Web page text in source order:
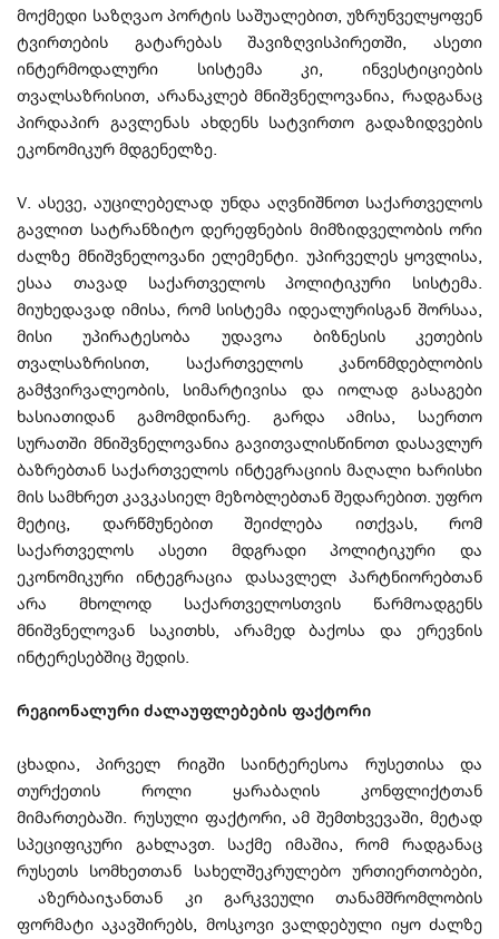
მოქმედი საზღვაო პორტის საშუალებით, უზრუნველყოფენ
ტვირთების გატარებას შავიზღვისპირეთში, ასეთი
ინტერმოდალური სისტემა კი, ინვესტიციების
თვალსაზრისით, არანაკლებ მნიშვნელოვანია, რადგანაც
პირდაპირ გავლენას ახდენს სატვირთო გადაზიდვების
ეკონომიკურ მდგენელზე.
V. ასევე, აუცილებელად უნდა აღვნიშნოთ საქართველოს
გავლით სატრანზიტო დერეფნების მიმზიდველობის ორი
ძალზე მნიშვნელოვანი ელემენტი. უპირველეს ყოვლისა,
ესაა თავად საქართველოს პოლიტიკური სისტემა.
მიუხედავად იმისა, რომ სისტემა იდეალურისგან შორსაა,
მისი უპირატესობა უდავოა ბიზნესის კეთების
თვალსაზრისით, საქართველოს კანონმდებლობის
გამჭვირვალეობის, სიმარტივისა და იოლად გასაგები
ხასიათიდან გამომდინარე. გარდა ამისა, საერთო
სურათში მნიშვნელოვანია გავითვალისწინოთ დასავლურ
ბაზრებთან საქართველოს ინტეგრაციის მაღალი ხარისხი
მის სამხრეთ კავკასიელ მეზობლებთან შედარებით. უფრო
მეტიც, დარწმუნებით შეიძლება ითქვას, რომ
საქართველოს ასეთი მდგრადი პოლიტიკური და
ეკონომიკური ინტეგრაცია დასავლელ პარტნიორებთან
არა მხოლოდ საქართველოსთვის წარმოადგენს
მნიშვნელოვან საკითხს, არამედ ბაქოსა და ერევნის
ინტერესებშიც შედის.
რეგიონალური ძალაუფლებების ფაქტორი
ცხადია, პირველ რიგში საინტერესოა რუსეთისა და
თურქეთის როლი ყარაბაღის კონფლიქტთან
მიმართებაში. რუსული ფაქტორი, ამ შემთხვევაში, მეტად
სპეციფიკური გახლავთ. საქმე იმაშია, რომ რადგანაც
რუსეთს სომხეთთან სახელშეკრულებო ურთიერთობები,
აზერბაიჯანთან კი გარკვეული თანამშრომლობის
ფორმატი აკავშირებს, მოსკოვი ვალდებული იყო ძალზე